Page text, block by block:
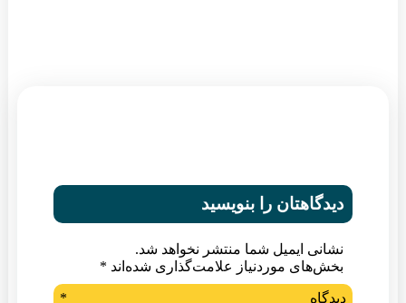
دیدگاهتان را بنویسید
نشانی ایمیل شما منتشر نخواهد شد.
بخش‌های موردنیاز علامت‌گذاری شده‌اند *
دیدگاه *